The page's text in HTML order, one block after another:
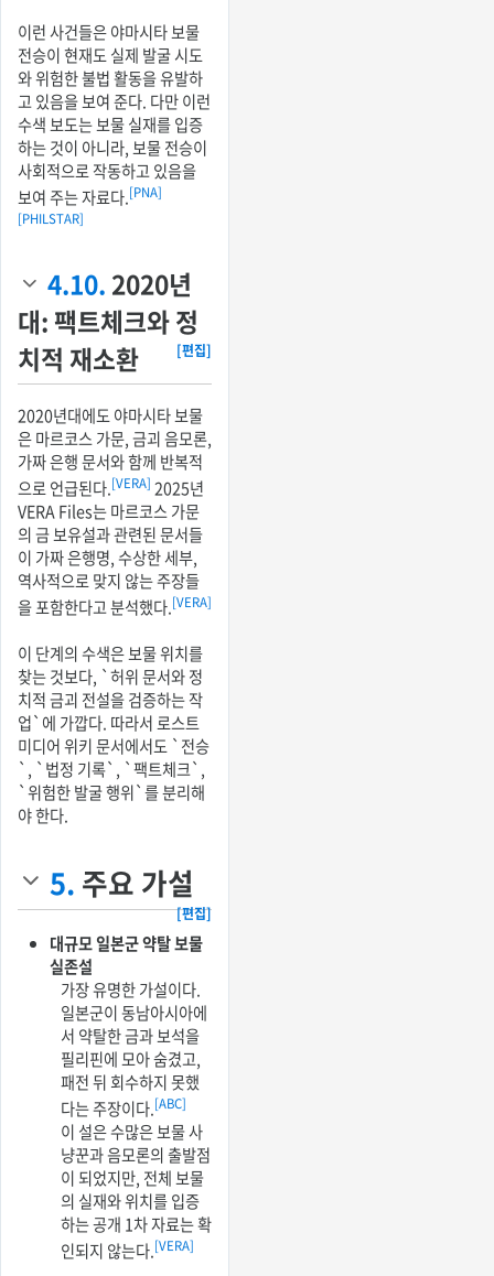
이런 사건들은 야마시타 보물
전승이 현재도 실제 발굴 시도
와 위험한 불법 활동을 유발하
고 있음을 보여 준다. 다만 이런
수색 보도는 보물 실재를 입증
하는 것이 아니라, 보물 전승이
사회적으로 작동하고 있음을
보여 주는 자료다.[PNA]
[PHILSTAR]
4.10. 2020년
대: 팩트체크와 정
치적 재소환
[편집]
2020년대에도 야마시타 보물
은 마르코스 가문, 금괴 음모론,
가짜 은행 문서와 함께 반복적
으로 언급된다.[VERA] 2025년
VERA Files는 마르코스 가문
의 금 보유설과 관련된 문서들
이 가짜 은행명, 수상한 세부,
역사적으로 맞지 않는 주장들
을 포함한다고 분석했다.[VERA]
이 단계의 수색은 보물 위치를
찾는 것보다, `허위 문서와 정
치적 금괴 전설을 검증하는 작
업`에 가깝다. 따라서 로스트
미디어 위키 문서에서도 `전승
`, `법정 기록`, `팩트체크`,
`위험한 발굴 행위`를 분리해
야 한다.
5. 주요 가설
[편집]
대규모 일본군 약탈 보물
실존설
가장 유명한 가설이다.
일본군이 동남아시아에
서 약탈한 금과 보석을
필리핀에 모아 숨겼고,
패전 뒤 회수하지 못했
다는 주장이다.[ABC]
이 설은 수많은 보물 사
냥꾼과 음모론의 출발점
이 되었지만, 전체 보물
의 실재와 위치를 입증
하는 공개 1차 자료는 확
인되지 않는다.[VERA]